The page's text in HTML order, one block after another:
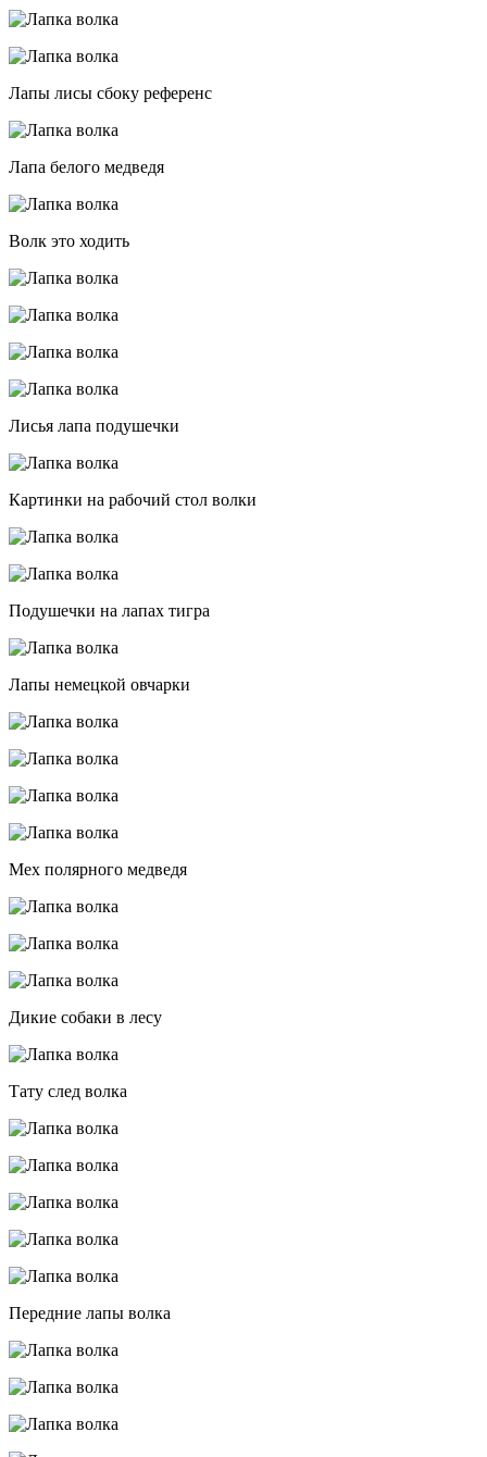
Лапы лисы сбоку референс
Лапа белого медведя
Волк это ходить
Лисья лапа подушечки
Картинки на рабочий стол волки
Подушечки на лапах тигра
Лапы немецкой овчарки
Мех полярного медведя
Дикие собаки в лесу
Тату след волка
Передние лапы волка